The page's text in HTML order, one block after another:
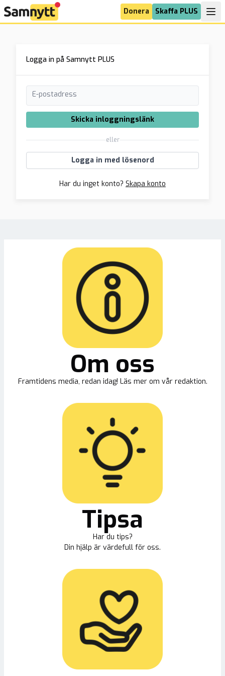
Donera Skaffa PLUS
Logga in på Samnytt PLUS
E-postadress
Skicka inloggningslänk
eller
Logga in med lösenord
Har du inget konto? Skapa konto
Om oss
Framtidens media, redan idag! Läs mer om vår redaktion.
Tipsa
Har du tips?
Din hjälp är värdefull för oss.